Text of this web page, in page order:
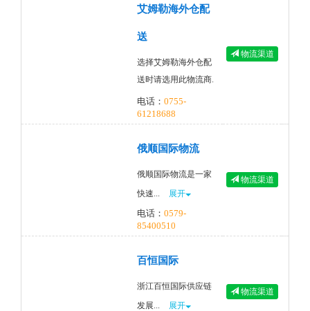
艾姆勒海外仓配
送
选择艾姆勒海外仓配
送时请选用此物流商.
电话： 0755-
61218688
物流渠道
俄顺国际物流
俄顺国际物流是一家
快速...
展开
电话： 0579-
85400510
物流渠道
百恒国际
浙江百恒国际供应链
发展...
展开
物流渠道